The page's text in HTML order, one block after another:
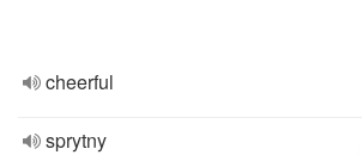
cheerful
sprytny